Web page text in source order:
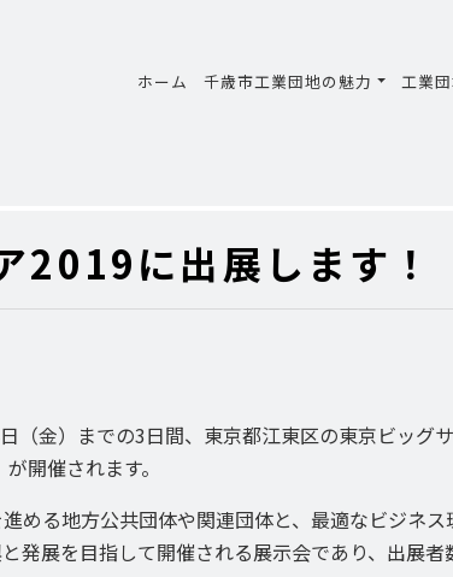
ホーム 千歳市工業団地の魅力 工業
2019に出展します！
（金）までの3日間、東京都江東区の東京ビッグ
開催されます。
める地方公共団体や関連団体と、最適なビジネ
発展を目指して開催される展示会であり、出展者